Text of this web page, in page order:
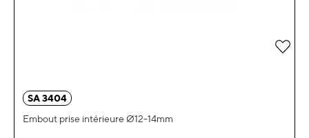
SA 3404
Embout prise intérieure Ø12-14mm